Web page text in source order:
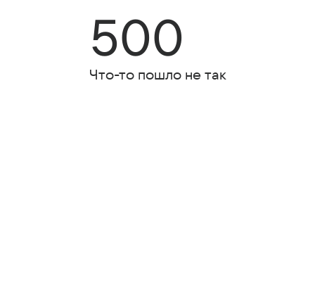
500
Что-то пошло не так